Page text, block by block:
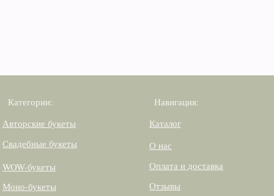
Отзывы
Оплата и доставка
О нас
Каталог
Навигация:
Категории:
Моно-букеты
WOW-букеты
Свадебные букеты
Авторские букеты